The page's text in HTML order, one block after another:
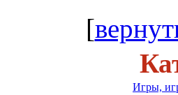
[
Игры,